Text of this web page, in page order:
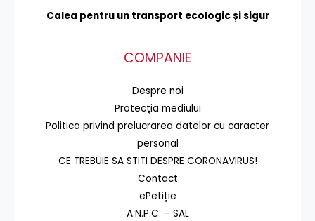
Calea pentru un transport ecologic și sigur
COMPANIE
Despre noi
Protecţia mediului
Politica privind prelucrarea datelor cu caracter
personal
CE TREBUIE SA STITI DESPRE CORONAVIRUS!
Contact
ePetiție
A.N.P.C. – SAL